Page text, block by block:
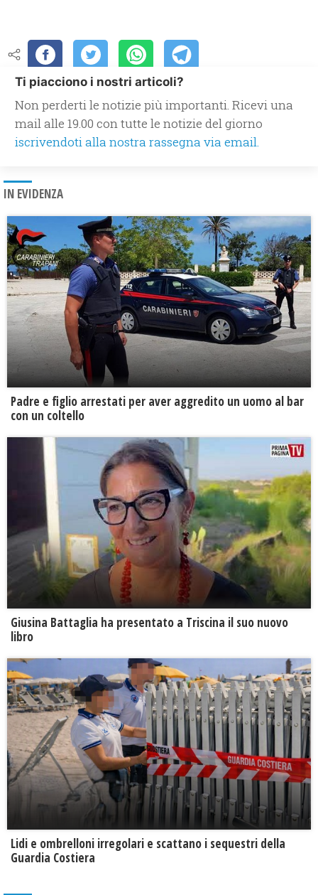
Ti piacciono i nostri articoli?
Non perderti le notizie più importanti. Ricevi una
mail alle 19.00 con tutte le notizie del giorno
iscrivendoti alla nostra rassegna via email.
IN EVIDENZA
Padre e figlio arrestati per aver aggredito un uomo al bar
con un coltello
Giusina Battaglia ha presentato a Triscina il suo nuovo
libro
Lidi e ombrelloni irregolari e scattano i sequestri della
Guardia Costiera